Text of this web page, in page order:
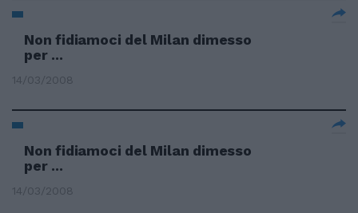
Non fidiamoci del Milan dimesso
per ...
14/03/2008
Non fidiamoci del Milan dimesso
per ...
14/03/2008